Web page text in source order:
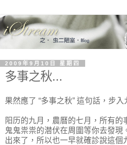
2009年9月10日 星期四
多事之秋...
果然應了 “多事之秋” 這句話，步
阳历的九月，農曆的七月，所有的
鬼鬼祟祟的潜伏在周圍等你去發現
出來了，所以也一早就確診說這個